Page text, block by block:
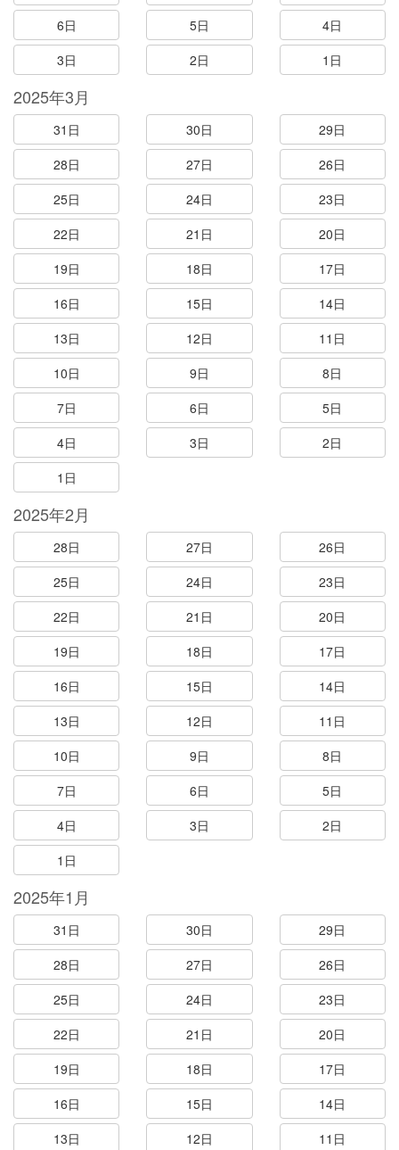
6日
5日
4日
3日
2日 1日
2025年3月
31日 30日
29日
28日
27日
26日
25日
24日
23日
22日
21日
20日
19日
18日
17日
16日
15日
14日
13日
12日
11日
10日
9日
8日
7日
6日
5日
4日
3日
2日
1日
2025年2月
28日 27日
26日
25日
24日
23日
22日
21日
20日
19日
18日
17日
16日
15日
14日
13日
12日
11日
10日
9日
8日
7日
6日
5日
4日
3日
2日
1日
2025年1月
31日 30日
29日
28日
27日
26日
25日
24日
23日
22日
21日
20日
19日
18日
17日
16日
15日
14日
13日
12日
11日